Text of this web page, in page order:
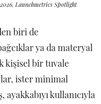
Launchmetrics Spotlight
biri de
ya da materyal
kişisel bir tuvale
ister minimal
kullanıcıyla